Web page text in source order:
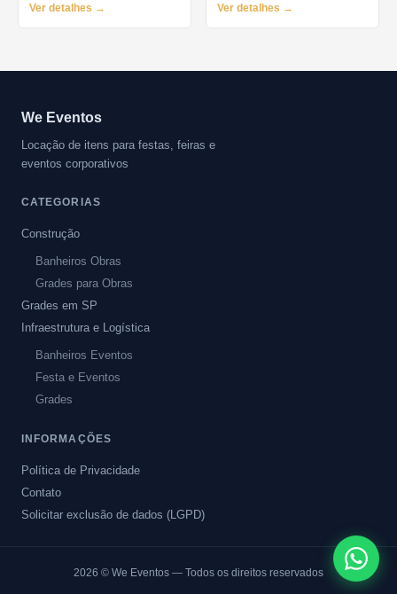
Ver detalhes → Ver detalhes →
We Eventos
Locação de itens para festas, feiras e
eventos corporativos
CATEGORIAS
Construção
Banheiros Obras
Grades para Obras
Grades em SP
Infraestrutura e Logística
Banheiros Eventos
Festa e Eventos
Grades
INFORMAÇÕES
Política de Privacidade
Contato
Solicitar exclusão de dados (LGPD)
2026 © We Eventos — Todos os direitos reservados